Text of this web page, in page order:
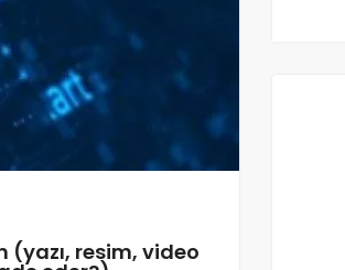
(yazı, resim, video